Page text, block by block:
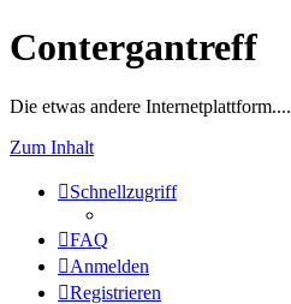
Contergantreff
Die etwas andere Internetplattform....
Zum Inhalt
Schnellzugriff
FAQ
Anmelden
Registrieren